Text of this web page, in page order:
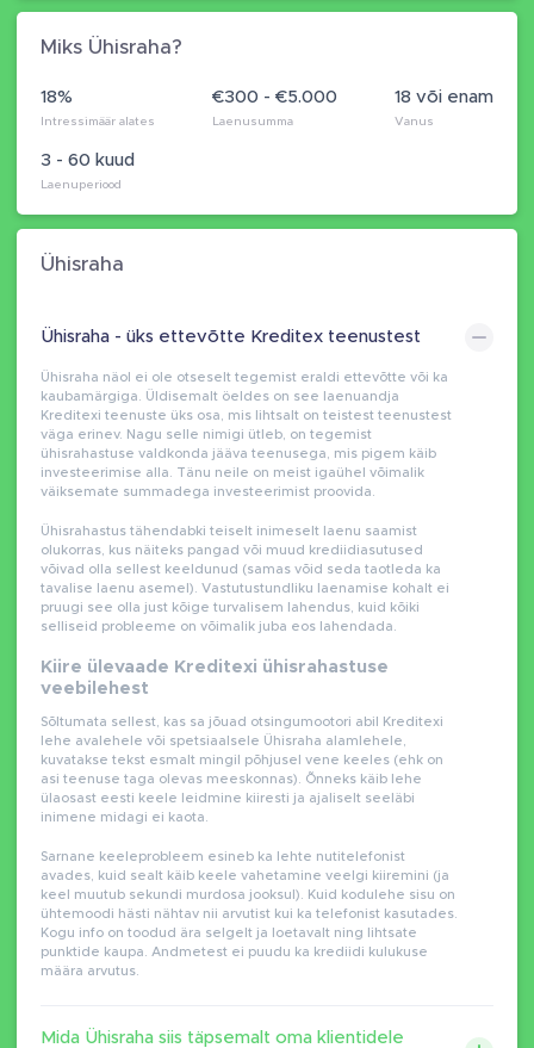
Miks Ühisraha?
18%
Intressimäär alates
€300 - €5.000
Laenusumma
3 - 60 kuud
Laenuperiood
18 või enam
Vanus
Ühisraha
Ühisraha - üks ettevõtte Kreditex teenustest
Ühisraha näol ei ole otseselt tegemist eraldi ettevõtte või ka
kaubamärgiga. Üldisemalt öeldes on see laenuandja
Kreditexi teenuste üks osa, mis lihtsalt on teistest teenustest
väga erinev. Nagu selle nimigi ütleb, on tegemist
ühisrahastuse valdkonda jääva teenusega, mis pigem käib
investeerimise alla. Tänu neile on meist igaühel võimalik
väiksemate summadega investeerimist proovida.
Ühisrahastus tähendabki teiselt inimeselt laenu saamist
olukorras, kus näiteks pangad või muud krediidiasutused
võivad olla sellest keeldunud (samas võid seda taotleda ka
tavalise laenu asemel). Vastutustundliku laenamise kohalt ei
pruugi see olla just kõige turvalisem lahendus, kuid kõiki
selliseid probleeme on võimalik juba eos lahendada.
Kiire ülevaade Kreditexi ühisrahastuse
veebilehest
Sõltumata sellest, kas sa jõuad otsingumootori abil Kreditexi
lehe avalehele või spetsiaalsele Ühisraha alamlehele,
kuvatakse tekst esmalt mingil põhjusel vene keeles (ehk on
asi teenuse taga olevas meeskonnas). Õnneks käib lehe
ülaosast eesti keele leidmine kiiresti ja ajaliselt seeläbi
inimene midagi ei kaota.
Sarnane keeleprobleem esineb ka lehte nutitelefonist
avades, kuid sealt käib keele vahetamine veelgi kiiremini (ja
keel muutub sekundi murdosa jooksul). Kuid kodulehe sisu on
ühtemoodi hästi nähtav nii arvutist kui ka telefonist kasutades.
Kogu info on toodud ära selgelt ja loetavalt ning lihtsate
punktide kaupa. Andmetest ei puudu ka krediidi kulukuse
määra arvutus.
Mida Ühisraha siis täpsemalt oma klientidele